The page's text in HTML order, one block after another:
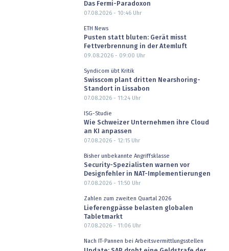
Das Fermi-Paradoxon
07.08.2026 - 10:46Uhr
ETH News
Pusten statt bluten: Gerät misst
Fettverbrennung in der Atemluft
09.08.2026 - 09:00 Uhr
Syndicom übt Kritik
Swisscom plant dritten Nearshoring-
Standort in Lissabon
07.08.2026 - 11:24Uhr
ISG-Studie
Wie Schweizer Unternehmen ihre Cloud
an KI anpassen
07.08.2026 - 12:15Uhr
Bisher unbekannte Angriffsklasse
Security-Spezialisten warnen vor
Designfehler in NAT-Implementierungen
07.08.2026 - 11:50 Uhr
Zahlen zum zweiten Quartal 2026
Lieferengpässe belasten globalen
Tabletmarkt
07.08.2026 - 11:06Uhr
Nach IT-Pannen bei Arbeitsvermittlungsstellen